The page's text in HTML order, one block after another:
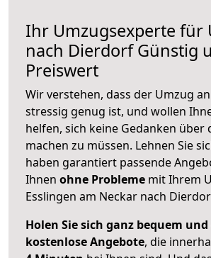
Ihr Umzugsexperte für
nach DierdorfGünstig
Preiswert
Wir verstehen, dass der Umzug
stressig genug ist, und wollen
helfen, sich keine Gedanken über
machen zu müssen. Lehnen Sie
haben garantiert passende
Ihnen ohne Probleme mit Ihrem
Esslingen am Neckar nach
Holen Sie sich ganz bequem
kostenlose Angebote, die